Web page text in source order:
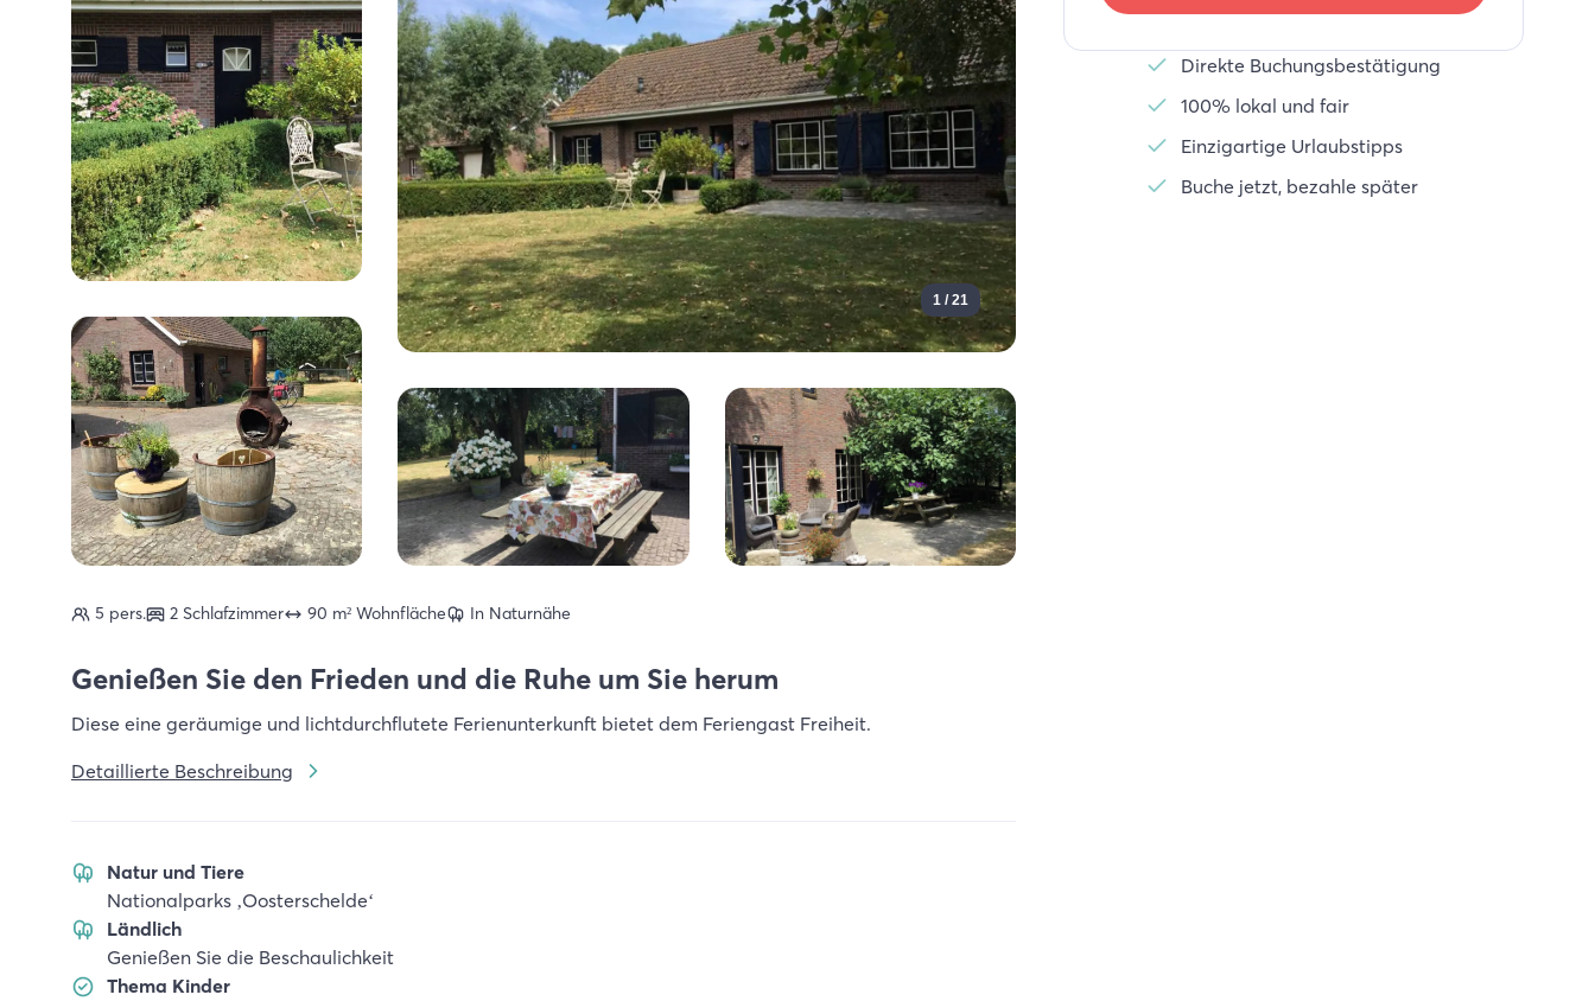
1 / 21
5 pers. 2 Schlafzimmer 90 m² Wohnfläche In Naturnähe
Genießen Sie den Frieden und die Ruhe um Sie herum
Diese eine geräumige und lichtdurchflutete Ferienunterkunft bietet dem Feriengast Freiheit.
Detaillierte Beschreibung
Natur und Tiere
Nationalparks ‚Oosterschelde‘
Ländlich
Genießen Sie die Beschaulichkeit
Thema Kinder
Direkte Buchungsbestätigung
100% lokal und fair
Einzigartige Urlaubstipps
Buche jetzt, bezahle später